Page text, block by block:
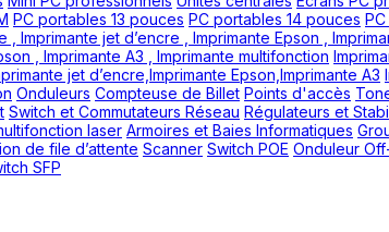
PC portables 13 pouces PC portables 14 pouces
, Imprimante jet d’encre , Imprimante Epson ,
, Imprimante A3 , Imprimante multifonction
jet d’encre,Imprimante Epson,Imprimante A3
Onduleurs Compteuse de Billet Points d'accès
Switch et Commutateurs Réseau Régulateurs et
laser Armoires et Baies Informatiques
de file d’attente Scanner Switch POE Onduleur
SFP